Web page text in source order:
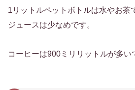
1リットルペットボトルは水やお茶
ジュースは少なめです。
コーヒーは900ミリリットルが多い